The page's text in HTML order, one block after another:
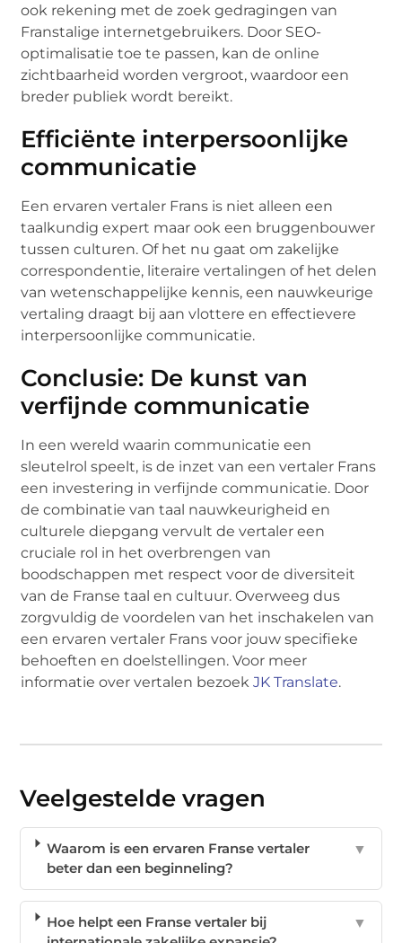
ook rekening met de zoek gedragingen van
Franstalige internetgebruikers. Door SEO-
optimalisatie toe te passen, kan de online
zichtbaarheid worden vergroot, waardoor een
breder publiek wordt bereikt.
Efficiënte interpersoonlijke
communicatie
Een ervaren vertaler Frans is niet alleen een
taalkundig expert maar ook een bruggenbouwer
tussen culturen. Of het nu gaat om zakelijke
correspondentie, literaire vertalingen of het delen
van wetenschappelijke kennis, een nauwkeurige
vertaling draagt bij aan vlottere en effectievere
interpersoonlijke communicatie.
Conclusie: De kunst van
verfijnde communicatie
In een wereld waarin communicatie een
sleutelrol speelt, is de inzet van een vertaler Frans
een investering in verfijnde communicatie. Door
de combinatie van taal nauwkeurigheid en
culturele diepgang vervult de vertaler een
cruciale rol in het overbrengen van
boodschappen met respect voor de diversiteit
van de Franse taal en cultuur. Overweeg dus
zorgvuldig de voordelen van het inschakelen van
een ervaren vertaler Frans voor jouw specifieke
behoeften en doelstellingen. Voor meer
informatie over vertalen bezoekJK Translate.
Veelgestelde vragen
Waarom is een ervaren Franse vertaler
beter dan een beginneling?
▼
Hoe helpt een Franse vertaler bij
▼